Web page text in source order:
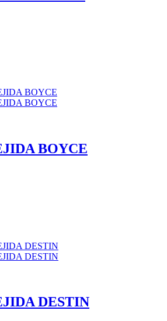
BOYCE
DESTIN